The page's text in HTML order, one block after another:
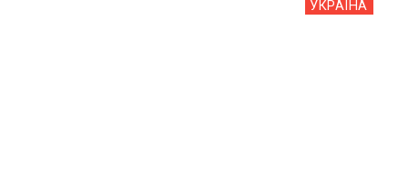
УКРАЇНА